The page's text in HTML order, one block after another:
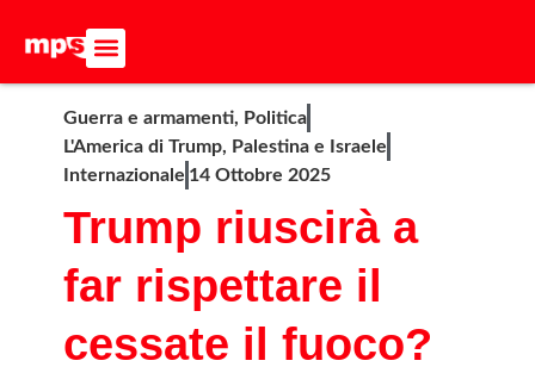
Guerra e armamenti, Politica
L'America di Trump, Palestina e Israele
Internazionale 14 Ottobre 2025
Trump riuscirà a
far rispettare il
cessate il fuoco?